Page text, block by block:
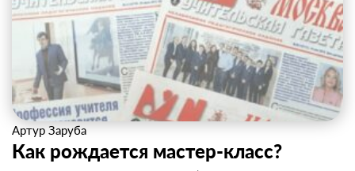
Артур Заруба
Как рождается мастер-класс?